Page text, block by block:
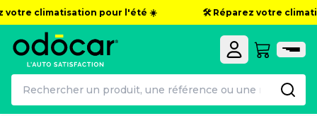
climatisation pour l'été ☀️ 🛠️ Réparez votre